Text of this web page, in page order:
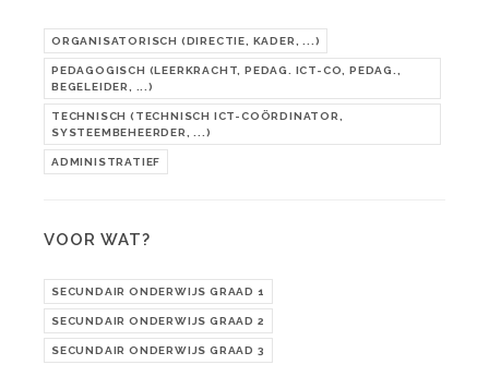
ORGANISATORISCH (DIRECTIE, KADER, ...)
PEDAGOGISCH (LEERKRACHT, PEDAG. ICT-CO, PEDAG.,
BEGELEIDER, ...)
TECHNISCH (TECHNISCH ICT-COÖRDINATOR,
SYSTEEMBEHEERDER, ...)
ADMINISTRATIEF
VOOR WAT?
SECUNDAIR ONDERWIJS GRAAD 1
SECUNDAIR ONDERWIJS GRAAD 2
SECUNDAIR ONDERWIJS GRAAD 3